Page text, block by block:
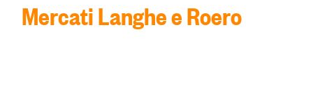
Mercati Langhe e Roero